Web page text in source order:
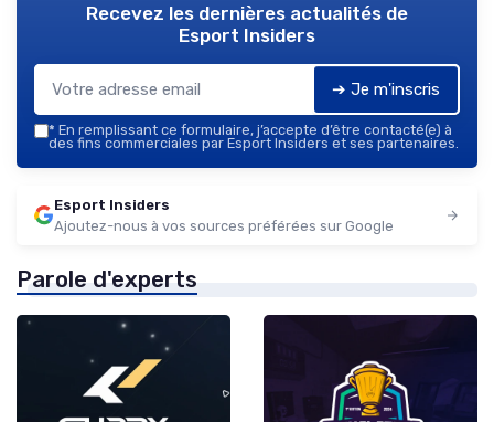
Recevez les dernières actualités de
Esport Insiders
➔ Je m'inscris
* En remplissant ce formulaire, j’accepte d’être contacté(e) à
des fins commerciales par Esport Insiders et ses partenaires.
Esport Insiders
Ajoutez-nous à vos sources préférées sur Google
Parole d'experts